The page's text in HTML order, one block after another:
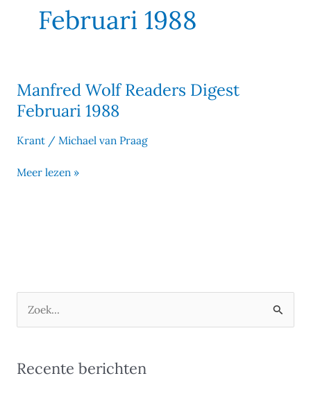
Februari 1988
Manfred Wolf Readers Digest
Februari 1988
Krant/ Michael van Praag
Manfred
Wolf
Readers
Digest
1988
Meer lezen »
k
Recente berichten